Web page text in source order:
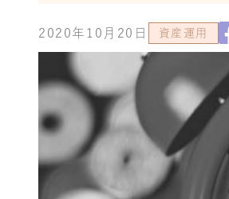
2020年10月20日 資産運用